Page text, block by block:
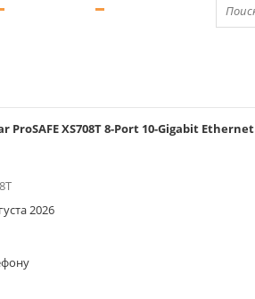
XS708T 8-Port 10-Gigabit Ethernet
2026